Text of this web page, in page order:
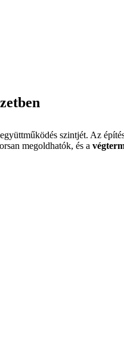
szintjét. Az
megoldhatók, és a